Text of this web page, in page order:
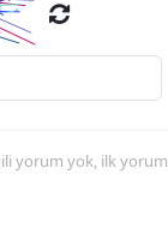
yorum yok, ilk